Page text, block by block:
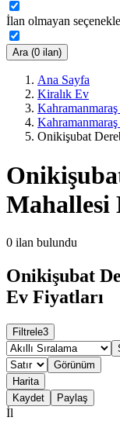
İlan olmayan
Ara (0 ilan)
Ana Sayfa
Kiralık Ev
Onikişubat
Mahallesi
0 ilan bulundu
Onikişubat
Ev Fiyatları
Filtrele3
Görünüm
Harita
Kaydet
Paylaş
İl